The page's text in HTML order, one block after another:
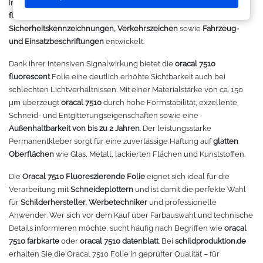
Laserbearbeitung
Großformatdrucker
Direct-to-Film Drucker
Solventdrucker
Sublimationsdrucker
Stickmaschinen
3D-Drucker
Oracal 631
Oracal 651
Oracal 751
Oracal 951
Oracal 961
Oracal 970 Matt
Oracal 970RA
Oracal 975
Graphtec
Ioline
ANA-GRAPH
Foison
P-Cut
Mimaki
Mutoh
Summagraphic
Sweatshirt
Hemden
T-Shirts
Jacken
Caps
Taschen
Tüten
Ausrüstung und Kleidung
Makerspace - FabLab
Leasing
Gut loslegen mit dem Startpacket
Angebote
Anmelden
Innen- und Außenbereich. Diese leistungsstarke
fluorescent vinyl
Sicherheitskennzeichnungen, Verkehrszeichen sowie Fahrzeug-
und Einsatzbeschriftungen entwickelt.
Dank ihrer intensiven Signalwirkung bietet die oracal 7510
fluorescentFolie eine deutlich erhöhte Sichtbarkeit auch bei
schlechten Lichtverhältnissen. Mit einer Materialstärke von ca. 150
µm überzeugt oracal 7510 durch hohe Formstabilität, exzellente
Schneid- und Entgitterungseigenschaften sowie eine
Außenhaltbarkeit von bis zu 2 Jahren. Der leistungsstarke
Permanentkleber sorgt für eine zuverlässige Haftung aufglatten
Oberflächen wie Glas, Metall, lackierten Flächen und Kunststoffen.
Die Oracal 7510 Fluoreszierende Folie eignet sich ideal für die
Verarbeitung mit Schneideplottern und ist damit die perfekte Wahl
für Schilderhersteller, Werbetechniker und professionelle
Anwender. Wer sich vor dem Kauf über Farbauswahl und technische
Details informieren möchte, sucht häufig nach Begriffen wie oracal
7510 farbkarte oder oracal 7510 datenblatt. Bei schildproduktion.de
erhalten Sie die Oracal 7510 Folie in geprüfter Qualität – für